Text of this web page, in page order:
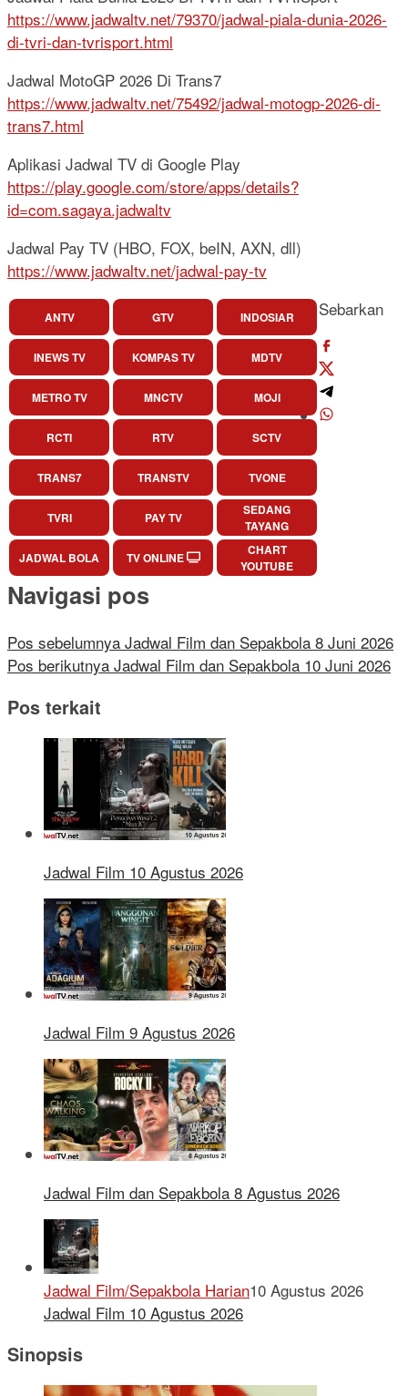
https://www.jadwaltv.net/79370/jadwal-piala-dunia-2026-
di-tvri-dan-tvrisport.html
Jadwal MotoGP 2026 Di Trans7
https://www.jadwaltv.net/75492/jadwal-motogp-2026-di-
trans7.html
Aplikasi Jadwal TV di Google Play
https://play.google.com/store/apps/details?
id=com.sagaya.jadwaltv
Jadwal Pay TV (HBO, FOX, beIN, AXN, dll)
https://www.jadwaltv.net/jadwal-pay-tv
ANTV GTV INDOSIAR
INEWS TV KOMPAS TV MDTV
METRO TV MNCTV MOJI
RCTI RTV SCTV
TRANS7 TRANSTV TVONE
TVRI PAY TV
SEDANG
TAYANG
JADWAL BOLA
TV ONLINE
CHART
YOUTUBE
Sebarkan
Navigasi pos
Pos sebelumnya Jadwal Film dan Sepakbola 8 Juni 2026
Pos berikutnya Jadwal Film dan Sepakbola 10 Juni 2026
Pos terkait
Jadwal Film 10 Agustus 2026
Jadwal Film 9 Agustus 2026
Jadwal Film dan Sepakbola 8 Agustus 2026
Jadwal Film/Sepakbola Harian10 Agustus 2026
Jadwal Film 10 Agustus 2026
Sinopsis